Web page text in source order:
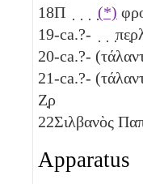
18Π ̣ ̣ ̣ ̣ (*)
19-ca.?-
20-ca.?-
21-ca.?-
Ζ̣ρ
22Σιλβανὸς
Apparatus